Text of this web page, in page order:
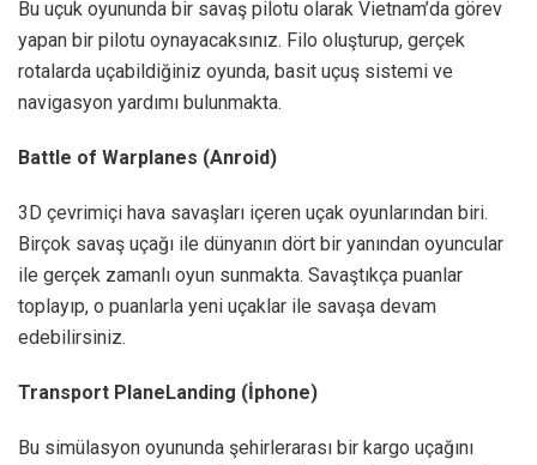
Bu uçuk oyununda bir savaş pilotu olarak Vietnam’da görev
yapan bir pilotu oynayacaksınız. Filo oluşturup, gerçek
rotalarda uçabildiğiniz oyunda, basit uçuş sistemi ve
navigasyon yardımı bulunmakta.
Battle of Warplanes (Anroid)
3D çevrimiçi hava savaşları içeren uçak oyunlarından biri.
Birçok savaş uçağı ile dünyanın dört bir yanından oyuncular
ile gerçek zamanlı oyun sunmakta. Savaştıkça puanlar
toplayıp, o puanlarla yeni uçaklar ile savaşa devam
edebilirsiniz.
Transport PlaneLanding (İphone)
Bu simülasyon oyununda şehirlerarası bir kargo uçağını